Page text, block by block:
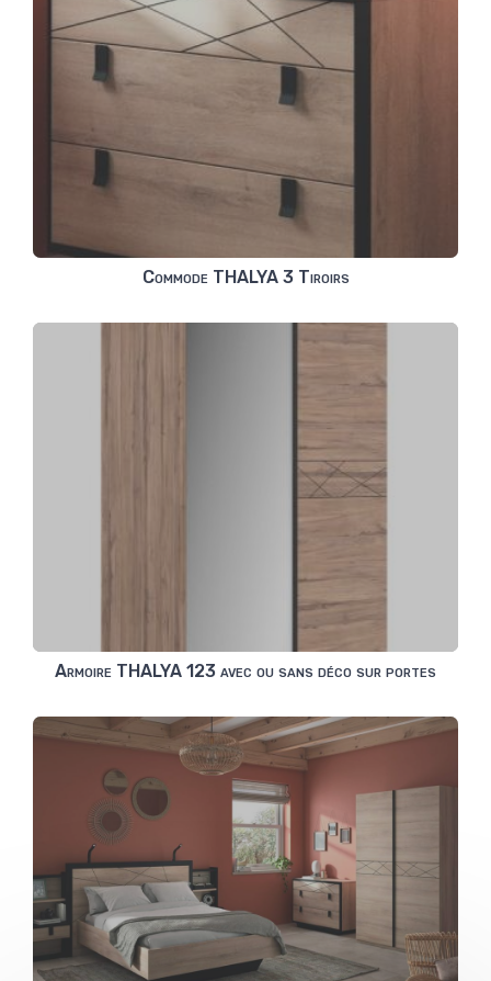
Commode THALYA 3 Tiroirs
Armoire THALYA 123 avec ou sans déco sur portes